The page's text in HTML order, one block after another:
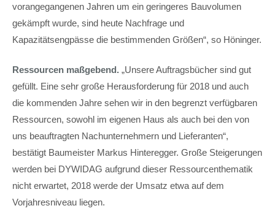
vorangegangenen Jahren um ein geringeres Bauvolumen
gekämpft wurde, sind heute Nachfrage und
Kapazitätsengpässe die bestimmenden Größen“, so Höninger.
Ressourcen maßgebend.„Unsere Auftragsbücher sind gut
gefüllt. Eine sehr große Herausforderung für 2018 und auch
die kommenden Jahre sehen wir in den begrenzt verfügbaren
Ressourcen, sowohl im eigenen Haus als auch bei den von
uns beauftragten Nachunternehmern und Lieferanten“,
bestätigt Baumeister Markus Hinteregger. Große Steigerungen
werden bei DYWIDAG aufgrund dieser Ressourcenthematik
nicht erwartet, 2018 werde der Umsatz etwa auf dem
Vorjahresniveau liegen.